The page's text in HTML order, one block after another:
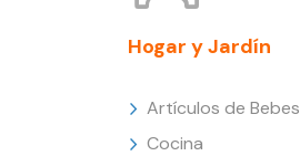
Hogar y Jardín
Artículos de Bebes
Cocina